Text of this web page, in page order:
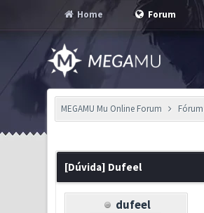
Home Forum
MEGAMU Mu Online Forum Fórum
[Dúvida] Dufeel
dufeel